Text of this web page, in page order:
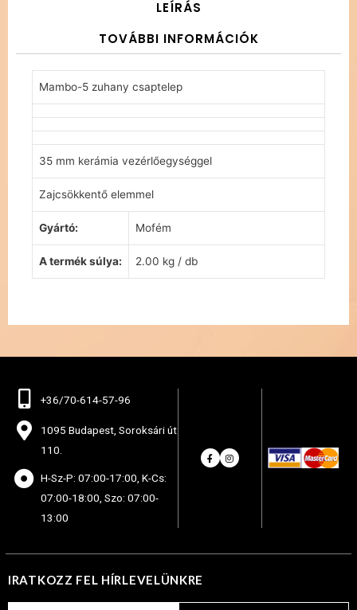
LEÍRÁS
TOVÁBBI INFORMÁCIÓK
Mambo-5 zuhany csaptelep
35 mm kerámia vezérlőegységgel
Zajcsökkentő elemmel
Gyártó: Mofém
A termék súlya: 2.00 kg / db
+36/70-614-57-96
1095 Budapest, Soroksári út
110.
H-Sz-P: 07:00-17:00, K-Cs:
07:00-18:00, Szo: 07:00-
13:00
IRATKOZZ FEL HÍRLEVELÜNKRE